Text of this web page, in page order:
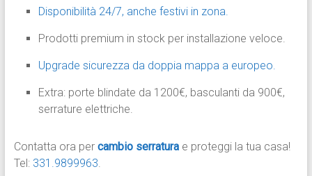
Disponibilità 24/7, anche festivi in zona.
Prodotti premium in stock per installazione veloce.
Upgrade sicurezza da doppia mappa a europeo.
Extra: porte blindate da 1200€, basculanti da 900€,
serrature elettriche.​
Contatta ora per cambio serratura e proteggi la tua casa!
Tel: 331.9899963.